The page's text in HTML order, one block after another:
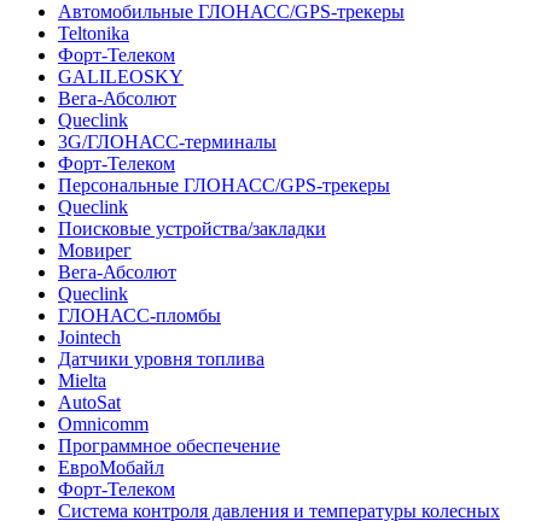
Автомобильные ГЛОНАСС/GPS-трекеры
Teltonika
Форт-Телеком
GALILEOSKY
Вега-Абсолют
Queclink
3G/ГЛОНАСС-терминалы
Форт-Телеком
Персональные ГЛОНАСС/GPS-трекеры
Queclink
Поисковые устройства/закладки
Мовирег
Вега-Абсолют
Queclink
ГЛОНАСС-пломбы
Jointech
Датчики уровня топлива
Mielta
AutoSat
Omnicomm
Программное обеспечение
ЕвроМобайл
Форт-Телеком
Система контроля давления и температуры колесных